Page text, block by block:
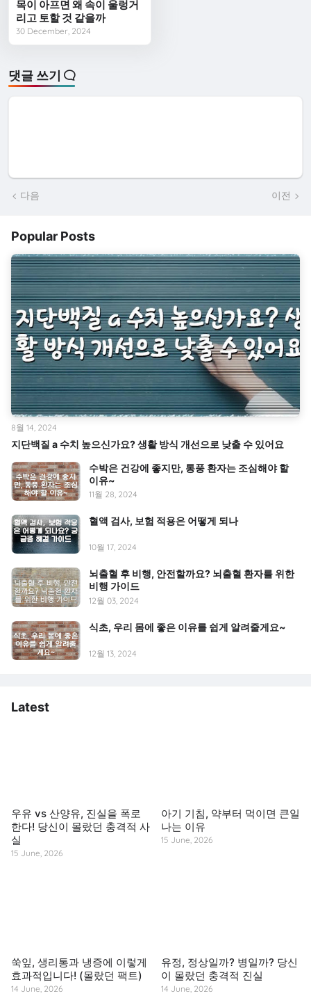
목이 아프면 왜 속이 울렁거
리고 토할 것 같을까
30 December, 2024
댓글 쓰기
다음 이전
Popular Posts
지단백질 a 수치 높으신가요? 생활 방식 개선으로 낮출 수 있어요
8월 14, 2024
수박은 건강에 좋지만, 통풍 환자는 조심해야 할
이유~
11월 28, 2024
혈액 검사, 보험 적용은 어떻게 되나
10월 17, 2024
뇌출혈 후 비행, 안전할까요? 뇌출혈 환자를 위한
비행 가이드
12월 03, 2024
식초, 우리 몸에 좋은 이유를 쉽게 알려줄게요~
12월 13, 2024
Latest
우유 vs 산양유, 진실을 폭로
한다! 당신이 몰랐던 충격적 사
실
15 June, 2026
아기 기침, 약부터 먹이면 큰일
나는 이유
15 June, 2026
쑥잎, 생리통과 냉증에 이렇게
효과적입니다! (몰랐던 팩트)
14 June, 2026
유정, 정상일까? 병일까? 당신
이 몰랐던 충격적 진실
14 June, 2026